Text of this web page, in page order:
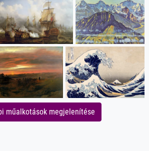
műalkotások megjelenítése